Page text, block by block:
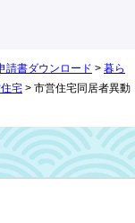
請書ダウンロード > 暮ら
宅 > 市営住宅同居者異動